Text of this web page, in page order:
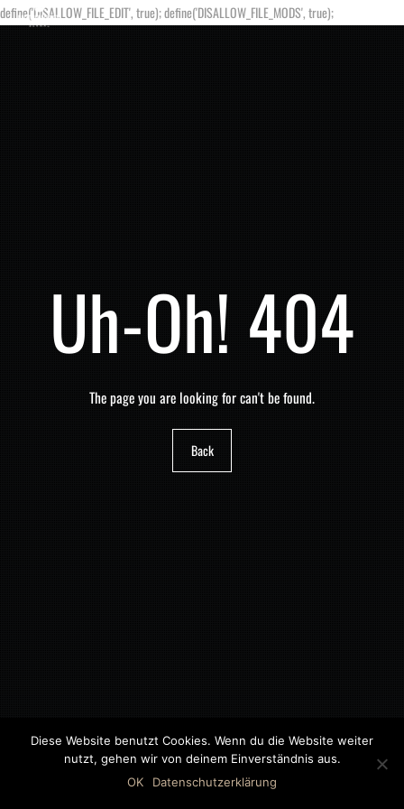
define('DISALLOW_FILE_EDIT', true); define('DISALLOW_FILE_MODS', true);
Uh-Oh! 404
The page you are looking for can't be found.
Back
©2018 MWB – MOTORWAGEN BERNAU GMBH
Diese Website benutzt Cookies. Wenn du die Website weiter
nutzt, gehen wir von deinem Einverständnis aus.
OK
Datenschutzerklärung